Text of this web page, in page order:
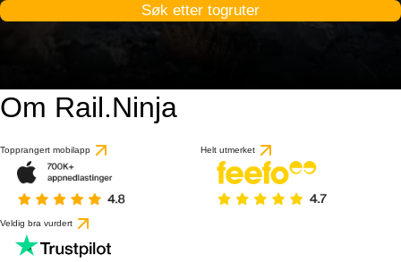
Søk etter togruter
Om Rail.Ninja
Topprangert mobilapp Helt utmerket
Veldig bra vurdert